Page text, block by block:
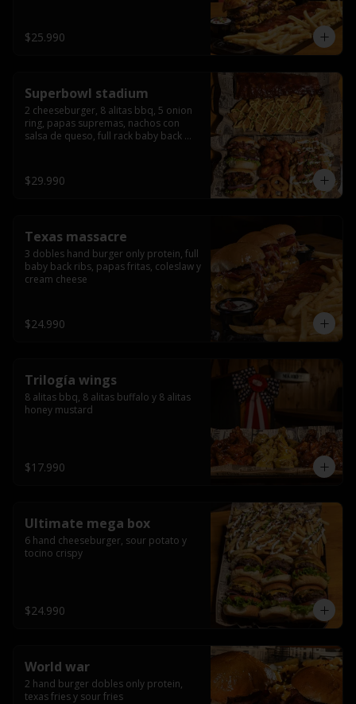
$25.990
Superbowl stadium
2 cheeseburger, 8 alitas bbq, 5 onion
ring, papas supremas, nachos con
salsa de queso, full rack baby back
$29.990
Texas massacre
3 dobles hand burger only protein, full
baby back ribs, papas fritas, coleslaw y
cream cheese
$24.990
Trilogía wings
8 alitas bbq, 8 alitas buffalo y 8 alitas
honey mustard
$17.990
Ultimate mega box
6 hand cheeseburger, sour potato y
tocino crispy
$24.990
World war
2 hand burger dobles only protein,
texas fries y sour fries